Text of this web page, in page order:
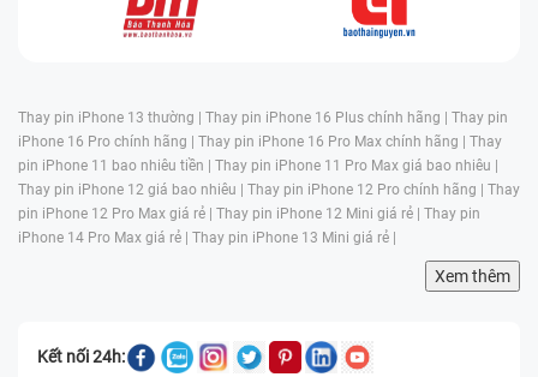
Thay pin iPhone 13 thường | Thay pin iPhone 16 Plus chính hãng | Thay pin
iPhone 16 Pro chính hãng | Thay pin iPhone 16 Pro Max chính hãng | Thay
pin iPhone 11 bao nhiêu tiền | Thay pin iPhone 11 Pro Max giá bao nhiêu |
Thay pin iPhone 12 giá bao nhiêu | Thay pin iPhone 12 Pro chính hãng | Thay
pin iPhone 12 Pro Max giá rẻ | Thay pin iPhone 12 Mini giá rẻ | Thay pin
iPhone 14 Pro Max giá rẻ | Thay pin iPhone 13 Mini giá rẻ |
Xem thêm
Kết nối 24h: